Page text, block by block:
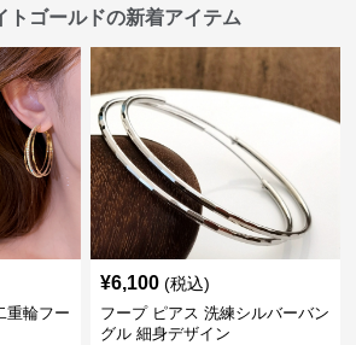
トゴールドの新着アイテム
重輪フー
¥6,100 (税込)
フープ ピアス 洗練シルバーバン
グル 細身デザイン